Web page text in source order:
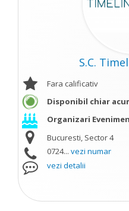
S.C.
Fara calificativ
Disponibil chiar
Organizari
Bucuresti, Sector 4
0724... vezi numar
vezi detalii